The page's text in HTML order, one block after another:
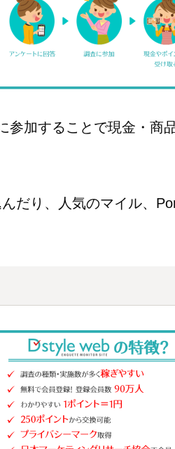
参加することで現金・
だり、人気のマイル、